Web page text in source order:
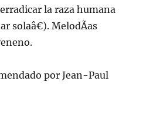
la raza humana
solaâ€). MelodÃ­as
por Jean-Paul